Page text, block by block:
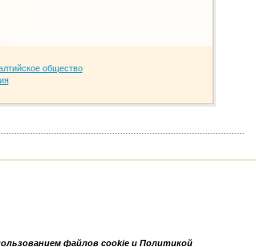
общество
файлов cookie и Политикой